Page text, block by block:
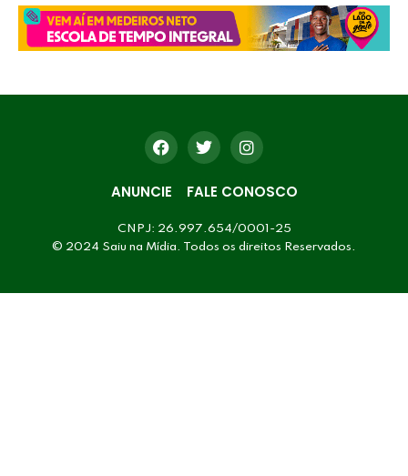
ANUNCIE FALE CONOSCO
CNPJ: 26.997.654/0001-25
© 2024 Saiu na Mídia. Todos os direitos Reservados.